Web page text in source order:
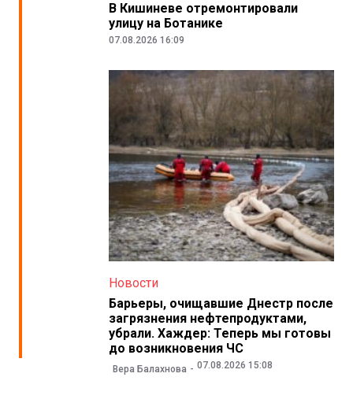
В Кишиневе отремонтировали
улицу на Ботанике
07.08.2026 16:09
Новости
Барьеры, очищавшие Днестр после
загрязнения нефтепродуктами,
убрали. Хаждер: Теперь мы готовы
до возникновения ЧС
Вера Балахнова 07.08.2026 15:08